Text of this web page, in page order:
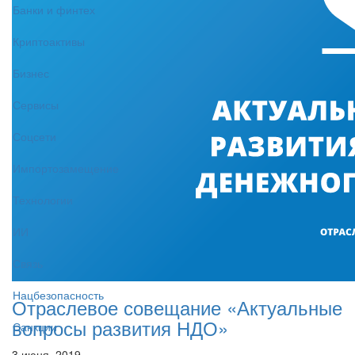
Банки и финтех
Криптоактивы
Бизнес
Сервисы
Соцсети
Связь
Нацбезопасность
Санкции
Отраслевое совещание «Актуальные
вопросы развития НДО»